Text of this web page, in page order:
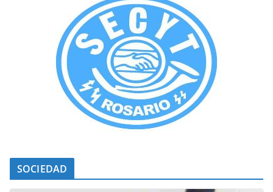
SOCIEDAD